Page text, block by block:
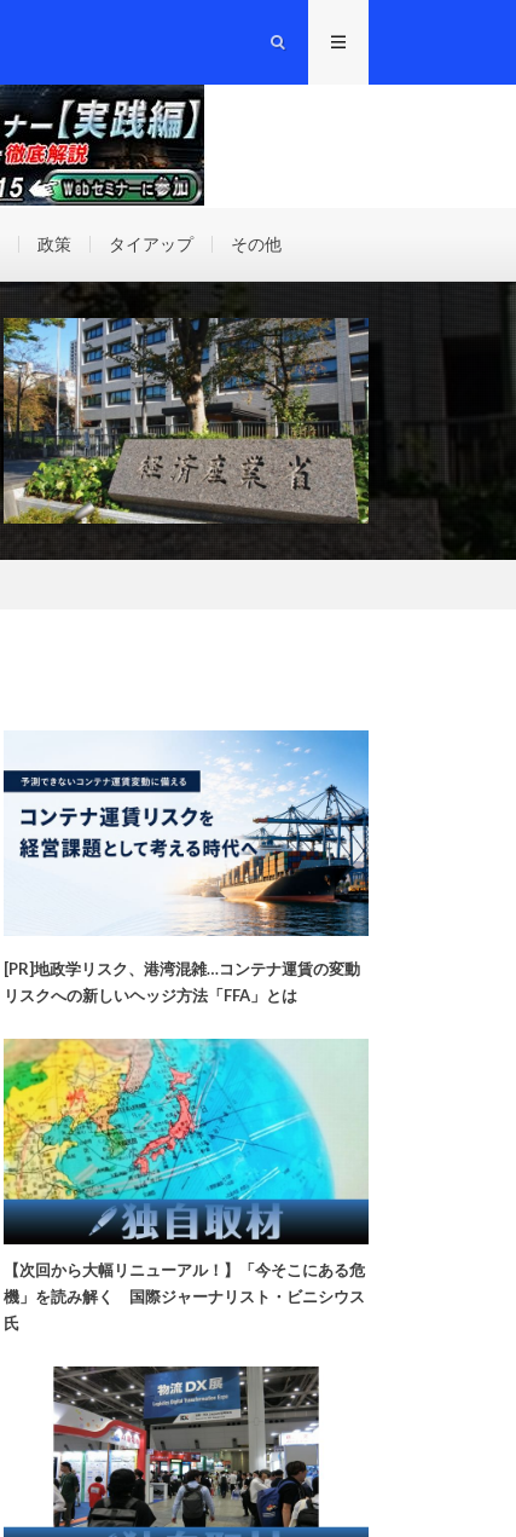
政策 タイアップ その他
[PR]地政学リスク、港湾混雑…コンテナ運賃の変動
リスクへの新しいヘッジ方法「FFA」とは
【次回から大幅リニューアル！】「今そこにある危
機」を読み解く 国際ジャーナリスト・ビニシウス
氏